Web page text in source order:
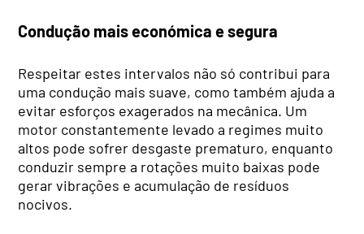
Condução mais económica e segura
Respeitar estes intervalos não só contribui para
uma condução mais suave, como também ajuda a
evitar esforços exagerados na mecânica. Um
motor constantemente levado a regimes muito
altos pode sofrer desgaste prematuro, enquanto
conduzir sempre a rotações muito baixas pode
gerar vibrações e acumulação de resíduos
nocivos.